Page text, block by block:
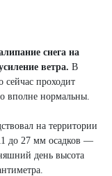
снега на
ветра. В
сейчас проходит
вполне нормальны.
на территории
до 27 мм осадков —
день высота